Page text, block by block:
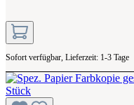
Sofort verfügbar, Lieferzeit: 1-3 Tage